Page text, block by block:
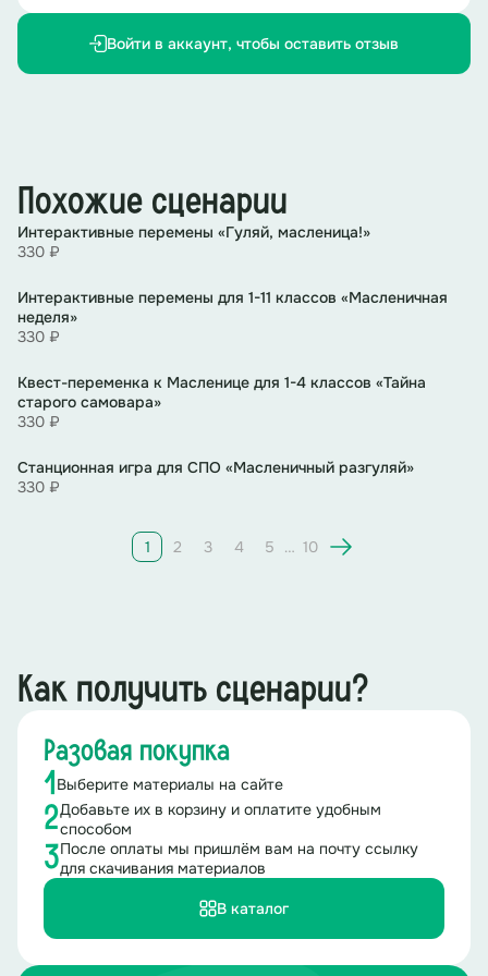
Скоморох 5:Масленица - это древний славянский
«Масленичной неделей».
Скоморох 2:
Это значит быть блинам.
Всем раздайте по блину!
сцену герой «Понедельник»
именуется как «Встреча».
Надо зимушку спровадить,
Дружно Масленицу сладить!
Скоморох 1: Ах ты Масленица годовая
Гостья наша дорогая
Ко двору въезжай,
А народ встречай!
Войти в аккаунт, чтобы оставить отзыв
Похожие сценарии
Интерактивные перемены «Гуляй, масленица!»
330 ₽
Интерактивные перемены для 1-11 классов «Масленичная
неделя»
330 ₽
Квест-переменка к Масленице для 1-4 классов «Тайна
старого самовара»
330 ₽
Станционная игра для СПО «Масленичный разгуляй»
330 ₽
1 2 3 4 5 … 10
Как получить сценарии?
Разовая покупка
1 Выберите материалы на сайте
2Добавьте их в корзину и оплатите удобным
способом
3После оплаты мы пришлём вам на почту ссылку
для скачивания материалов
В каталог